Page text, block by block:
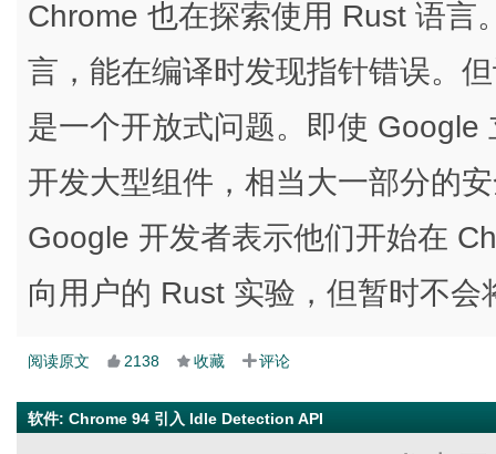
Chrome 也在探索使用 Rust 语言
言，能在编译时发现指针错误。
是一个开放式问题。即使
开发大型组件，相当大一部分的
Google 开发者表示他们开始在
向用户的 Rust 实验，但暂时不
阅读原文 2138 收藏 评论
软件: Chrome 94 引入 Idle Detection API